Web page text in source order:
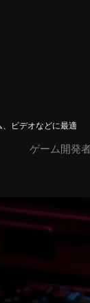
ビデオなどに最適
ゲーム開発